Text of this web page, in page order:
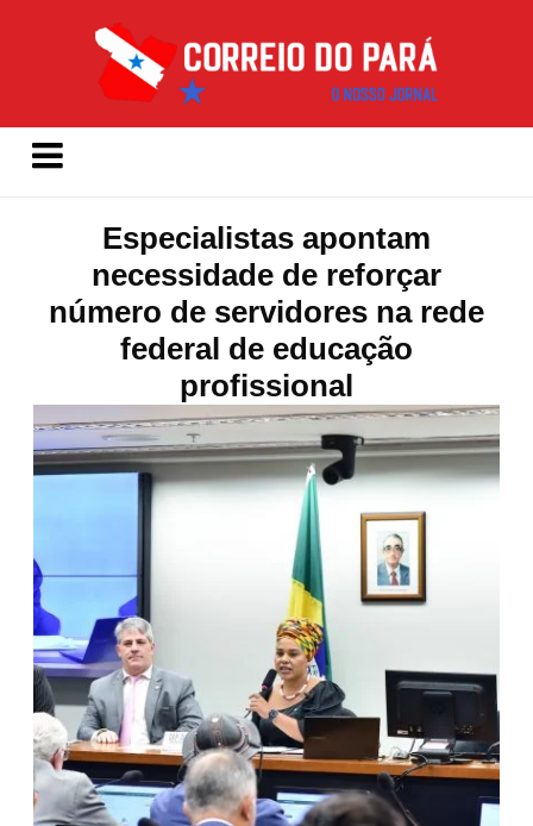
Especialistas apontam
necessidade de reforçar
número de servidores na rede
federal de educação
profissional